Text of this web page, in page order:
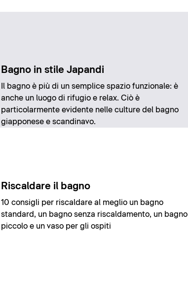
Bagno in stile Japandi
Il bagno è più di un semplice spazio funzionale: è
anche un luogo di rifugio e relax. Ciò è
particolarmente evidente nelle culture del bagno
giapponese e scandinavo.
Riscaldare il bagno
10 consigli per riscaldare al meglio un bagno
standard, un bagno senza riscaldamento, un bagno
piccolo e un vaso per gli ospiti